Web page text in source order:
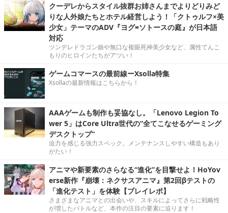
クーデレからスタイル抜群お姉さんまでよりどりみど
りな人外娘たちとホテル経営しよう！「クトゥルフ×美
少女」テーマのADV『ヨグ=ソトースの庭』が日本語
対応
ツンデレドラゴン娘や無口な複眼死神美少女など、属性てんこ
もりのヒロインたちがアツい！
ゲームコマースの最前線ーXsolla特集
Xsollaの最新情報はこちらから！
AAAゲームも制作も妥協なし。「Lenovo Legion To
wer 5」はCore Ultra世代の“全てこなせるゲーミング
デスクトップ”
迫力を感じる強力スペック。メンテナンスしやすい構造もあり
がたい！
アニマや新要素のさらなる“進化”を目撃せよ！HoYov
erse新作『崩壊：ネクサスアニマ』第2回βテストの
「進化テスト」を体験【プレイレポ】
さまざまなアニマとの出会いや、スキルによってさらに戦略性
が増したバトルなど、本作の注目の要素に迫ります！